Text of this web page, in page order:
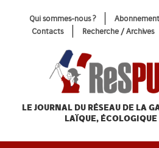
Qui sommes-nous ? Abonnement
Contacts
Recherche / Archives
LE JOURNAL DU RÉSEAU DE LA
LAÏQUE,